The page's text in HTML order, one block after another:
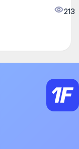
213